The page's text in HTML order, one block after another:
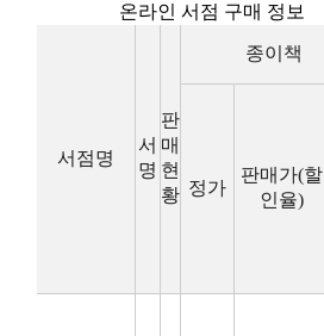
온라인 서점 구매 정보
서점명
서
명
판
매
현
황
종이책
정가
판매가(할
인율)